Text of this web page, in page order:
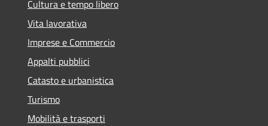
Cultura e tempo libero
Vita lavorativa
Imprese e Commercio
Appalti pubblici
Catasto e urbanistica
Turismo
Mobilità e trasporti